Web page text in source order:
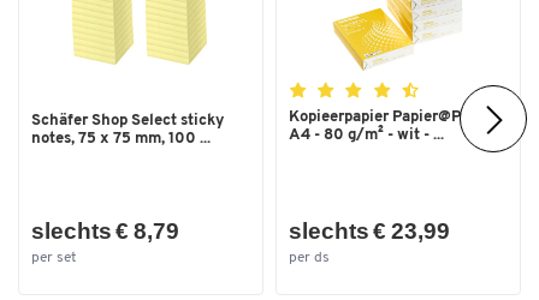
Schäfer Shop Select sticky
notes, 75 x 75 mm, 100 ...
slechts € 8,79
per set
Kopieerpapier Papier@Print -
A4 - 80 g/m² - wit - ...
slechts € 23,99
per ds
Dubbelklik om in te zoomen